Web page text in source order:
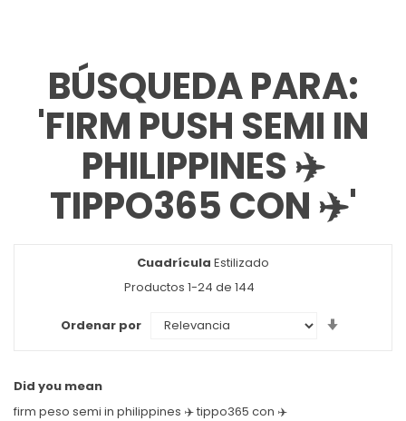
BÚSQUEDA PARA:
'FIRM PUSH SEMI IN
PHILIPPINES ✈️
TIPPO365 CON ✈️'
Ver
como
Cuadrícula Estilizado
Productos 1-24 de 144
Ordenar por
Did you mean
firm peso semi in philippines ✈️ tippo365 con ✈️